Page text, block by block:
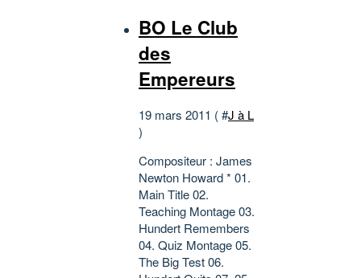
BO Le Club
des
Empereurs
19 mars 2011 ( #J à L
)
Compositeur : James
Newton Howard * 01.
Main Title 02.
Teaching Montage 03.
Hundert Remembers
04. Quiz Montage 05.
The Big Test 06.